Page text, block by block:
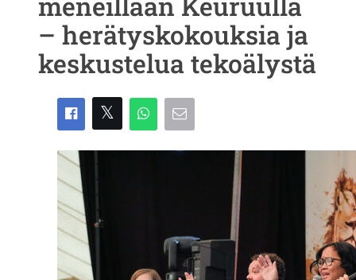
– herätyskokouksia ja
keskustelua tekoälystä